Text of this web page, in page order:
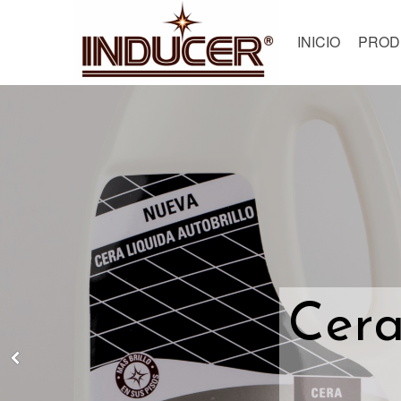
INICIO